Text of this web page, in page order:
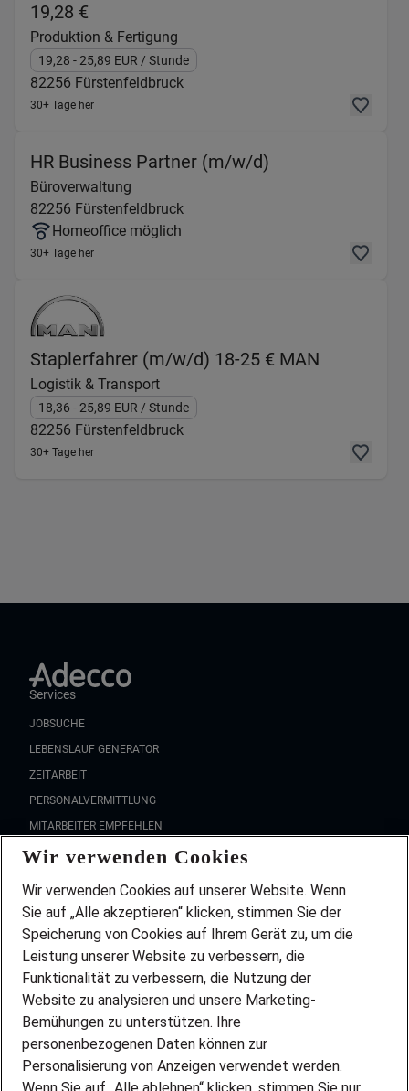
19,28 €
Produktion & Fertigung
19,28 - 25,89 EUR / Stunde
82256 Fürstenfeldbruck
30+ Tage her
HR Business Partner (m/w/d)
Büroverwaltung
82256 Fürstenfeldbruck
Homeoffice möglich
30+ Tage her
Staplerfahrer (m/w/d) 18-25 € MAN
Logistik & Transport
18,36 - 25,89 EUR / Stunde
82256 Fürstenfeldbruck
30+ Tage her
Services
JOBSUCHE
LEBENSLAUF GENERATOR
ZEITARBEIT
PERSONALVERMITTLUNG
MITARBEITER EMPFEHLEN
FAQ
Wir stellen ein!
DEINE BERUFSGRUPPE
DEINE LEBENSSITUATION
PARTNERSHIP WITH AIRBUS
INITIATIV BEWERBEN
ÜBER UNS
STANDORTE
Wir verwenden Cookies
Wir verwenden Cookies auf unserer Website. Wenn
Sie auf „Alle akzeptieren“ klicken, stimmen Sie der
Speicherung von Cookies auf Ihrem Gerät zu, um die
Leistung unserer Website zu verbessern, die
Funktionalität zu verbessern, die Nutzung der
Website zu analysieren und unsere Marketing-
Bemühungen zu unterstützen. Ihre
personenbezogenen Daten können zur
Personalisierung von Anzeigen verwendet werden.